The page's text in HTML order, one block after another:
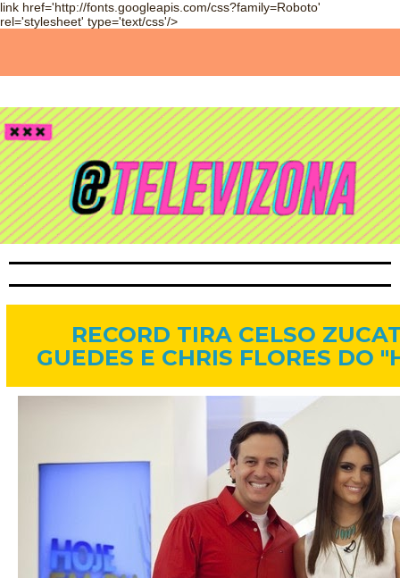
link href='http://fonts.googleapis.com/css?family=Roboto'
rel='stylesheet' type='text/css'/>
RECORD TIRA CELSO
GUEDES E CHRIS FLORES DO